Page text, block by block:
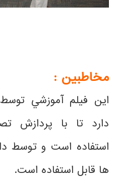
مخاطبین :
اين فيلم آموزشي
دارد تا با پردازش
استفاده است و توسط
ها قابل استفاده است.